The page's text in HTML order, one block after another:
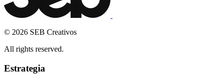
© 2026 SEB Creativos
All rights reserved.
Estrategia